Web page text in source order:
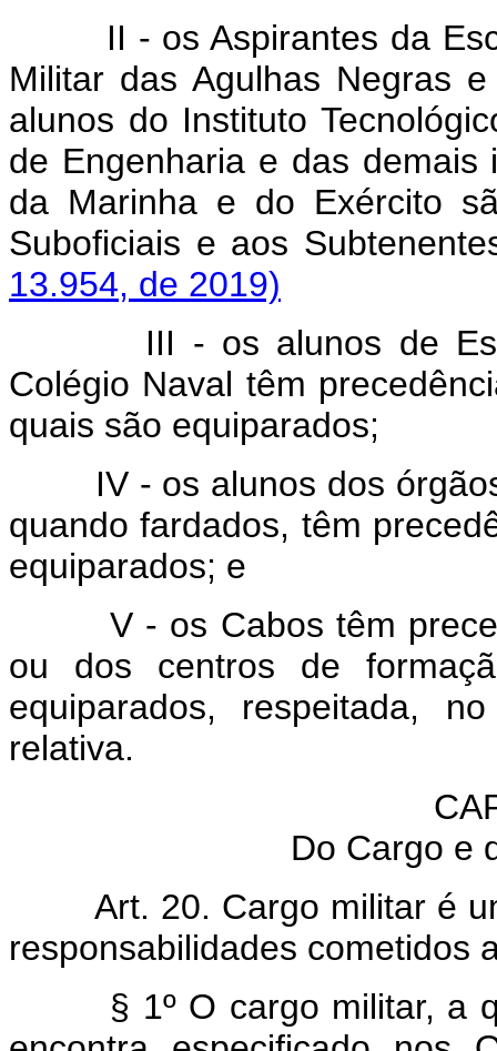
II - os Aspirantes da
Militar das Agulhas Negras
alunos do Instituto
de Engenharia e das demais
da Marinha e do Exército
Suboficiais e aos
13.954, de 2019)
III - os alunos de
Colégio Naval têm
quais são equiparados;
IV - os alunos dos
quando fardados, têm
equiparados; e
V - os Cabos têm
ou dos centros de
equiparados, respeitada,
relativa.
Do Cargo e
Art. 20. Cargo militar é
responsabilidades cometidos
§ 1º O cargo militar, a